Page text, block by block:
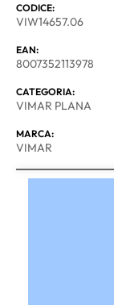
CODICE:
VIW14657.06
EAN:
8007352113978
CATEGORIA:
VIMAR PLANA
MARCA:
VIMAR